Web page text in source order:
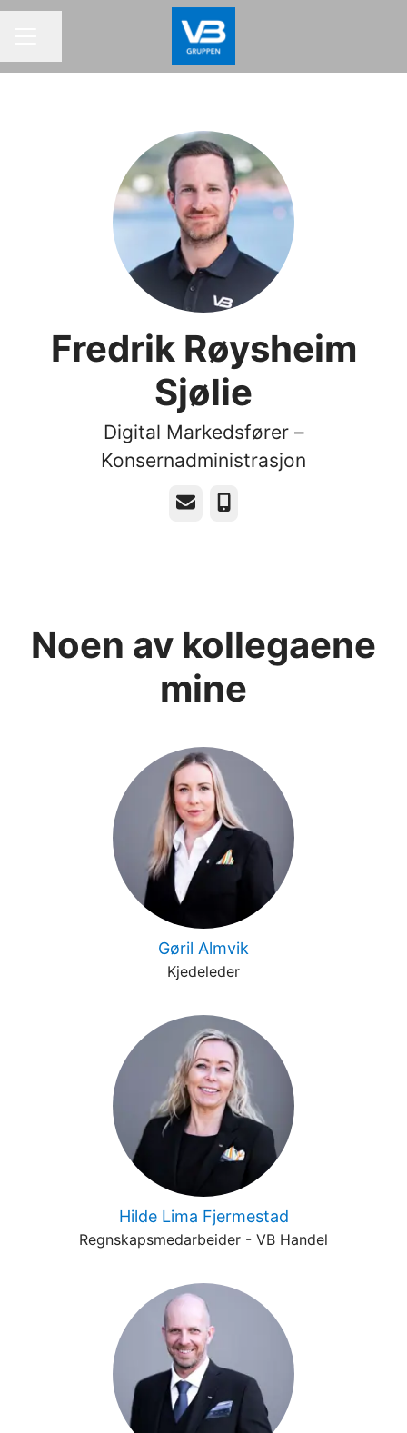
Fredrik Røysheim
Sjølie
Digital Markedsfører –
Konsernadministrasjon
E-postTelefonnummer
Noen av kollegaene
mine
Gøril Almvik
Kjedeleder
Hilde Lima Fjermestad
Regnskapsmedarbeider - VB Handel